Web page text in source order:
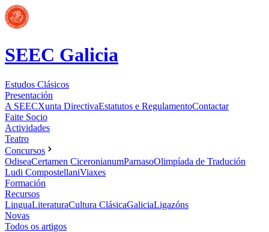
SEEC Galicia
Estudos Clásicos
Presentación
A SEECXunta DirectivaEstatutos e RegulamentoContactar
Faite Socio
Actividades
Teatro
Concursos
OdiseaCertamen CiceronianumParnasoOlimpíada de Tradución
Ludi CompostellaniViaxes
Formación
Recursos
LinguaLiteraturaCultura ClásicaGaliciaLigazóns
Novas
Todos os artigos